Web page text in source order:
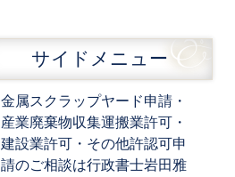
サイドメニュー
金属スクラップヤード申請・
産業廃棄物収集運搬業許可・
建設業許可・その他許認可申
請のご相談は行政書士岩田雅